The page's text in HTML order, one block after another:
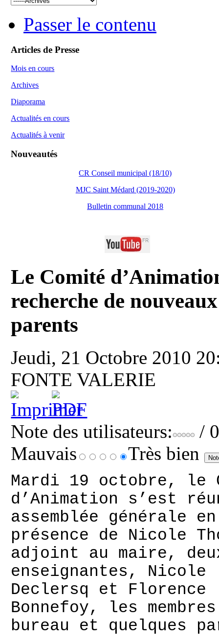
Passer le contenu
Articles de Presse
Mois en cours
Archives
Diaporama
Actualités en cours
Actualités à venir
Nouveautés
CR Conseil municipal (18/10)
MJC Saint Médard (2019-2020)
Bulletin communal 2018
Le Comité
recherche de nouveaux
parents
Jeudi, 21 Octobre 2010
FONTE VALERIE
Note des utilisateurs:
/
Mauvais
Très bien
Mardi 19 octobre, le
d’Animation s’est
assemblée générale en
présence de Nicole
adjoint au maire,
enseignantes, Nicole
Declersq et Florence
Bonnefoy, les
bureau et quelques